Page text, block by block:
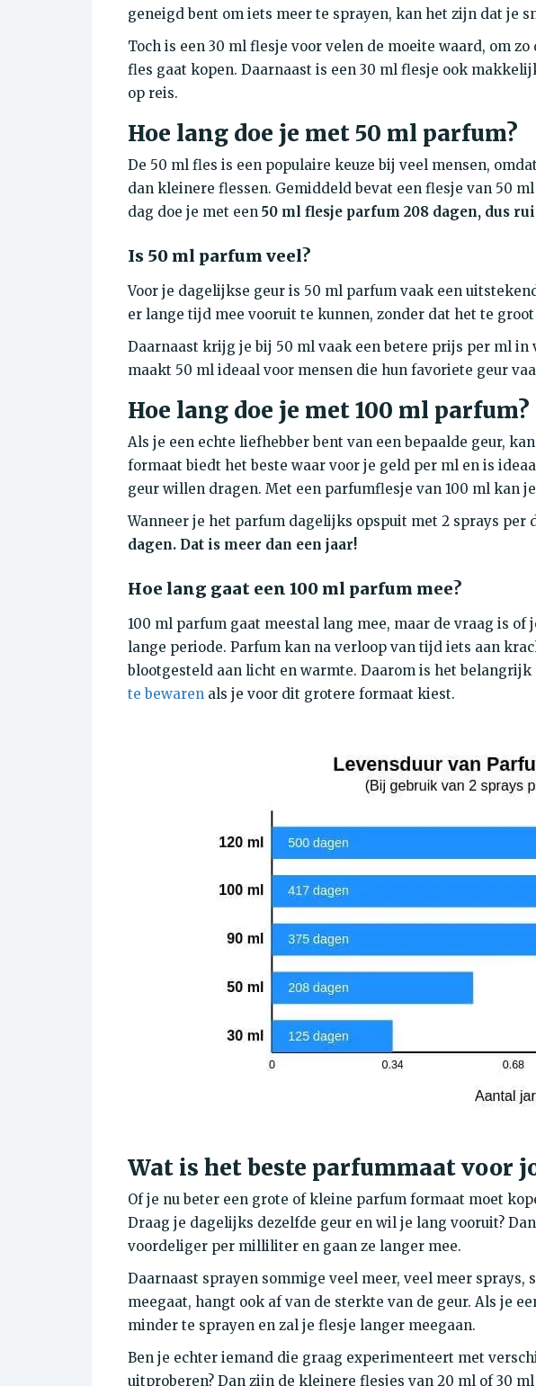
geneigd bent om iets meer te sprayen, kan het zijn dat je
Toch is een 30 ml flesje voor velen de moeite waard, om
fles gaat kopen. Daarnaast is een 30 ml flesje ook
op reis.
Hoe lang doe je met 50 ml parfum?
De 50 ml fles is een populaire keuze bij veel mensen,
dan kleinere flessen. Gemiddeld bevat een flesje van 50 ml
dag doe je met een 50 ml flesje parfum 208 dagen, dus
Is 50 ml parfum veel?
Voor je dagelijkse geur is 50 ml parfum vaak een
er lange tijd mee vooruit te kunnen, zonder dat het te
Daarnaast krijg je bij 50 ml vaak een betere prijs per ml
maakt 50 ml ideaal voor mensen die hun favoriete geur
Hoe lang doe je met 100 ml parfum?
Als je een echte liefhebber bent van een bepaalde geur,
formaat biedt het beste waar voor je geld per ml en is
geur willen dragen. Met een parfumflesje van 100 ml kan
Wanneer je het parfum dagelijks opspuit met 2 sprays per
dagen. Dat is meer dan een jaar!
Hoe lang gaat een 100 ml parfum mee?
100 ml parfum gaat meestal lang mee, maar de vraag is of
lange periode. Parfum kan na verloop van tijd iets aan
blootgesteld aan licht en warmte. Daarom is het belangrijk
te bewaren als je voor dit grotere formaat kiest.
Wat is het beste parfummaat voor
Of je nu beter een grote of kleine parfum formaat moet
Draag je dagelijks dezelfde geur en wil je lang vooruit?
voordeliger per milliliter en gaan ze langer mee.
Daarnaast sprayen sommige veel meer, veel meer sprays,
meegaat, hangt ook af van de sterkte van de geur. Als je
minder te sprayen en zal je flesje langer meegaan.
Ben je echter iemand die graag experimenteert met
uitproberen? Dan zijn de kleinere flesjes van 20 ml of 30